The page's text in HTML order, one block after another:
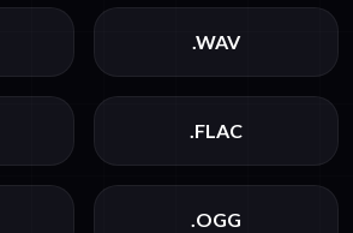
.WAV
.FLAC
.OGG